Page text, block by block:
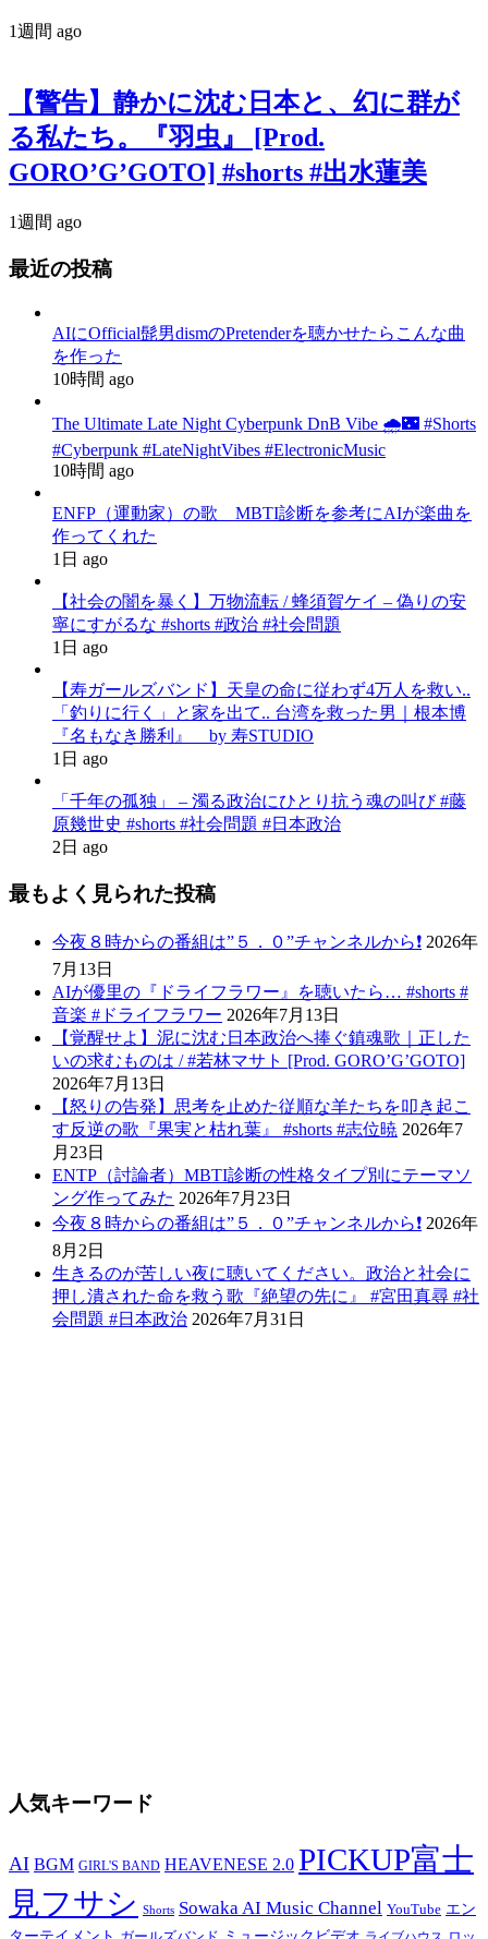
1週間 ago
【警告】静かに沈む日本と、幻に群が
る私たち。『羽虫』 [Prod.
GORO’G’GOTO] #shorts #出水蓮美
1週間 ago
最近の投稿
AIにOfficial髭男dismのPretenderを聴かせたらこんな曲
を作った
10時間 ago
The Ultimate Late Night Cyberpunk DnB Vibe 🌧️🌃 #Shorts
#Cyberpunk #LateNightVibes #ElectronicMusic
10時間 ago
ENFP（運動家）の歌 MBTI診断を参考にAIが楽曲を
作ってくれた
1日 ago
【社会の闇を暴く】万物流転 / 蜂須賀ケイ – 偽りの安
寧にすがるな #shorts #政治 #社会問題
1日 ago
【寿ガールズバンド】天皇の命に従わず4万人を救い..
「釣りに行く」と家を出て.. 台湾を救った男｜根本博
『名もなき勝利』 by 寿STUDIO
1日 ago
「千年の孤独」 – 濁る政治にひとり抗う魂の叫び #藤
原幾世史 #shorts #社会問題 #日本政治
2日 ago
最もよく見られた投稿
今夜８時からの番組は”５．０”チャンネルから❗️ 2026年
7月13日
AIが優里の『ドライフラワー』を聴いたら… #shorts #
音楽 #ドライフラワー 2026年7月13日
【覚醒せよ】泥に沈む日本政治へ捧ぐ鎮魂歌｜正した
いの求むものは / #若林マサト [Prod. GORO’G’GOTO]
2026年7月13日
【怒りの告発】思考を止めた従順な羊たちを叩き起こ
す反逆の歌『果実と枯れ葉』 #shorts #志位暁 2026年7
月23日
ENTP（討論者）MBTI診断の性格タイプ別にテーマソ
ング作ってみた 2026年7月23日
今夜８時からの番組は”５．０”チャンネルから❗️ 2026年
8月2日
生きるのが苦しい夜に聴いてください。政治と社会に
押し潰された命を救う歌『絶望の先に』 #宮田真尋 #社
会問題 #日本政治 2026年7月31日
人気キーワード
AI BGM GIRL'S BAND HEAVENESE 2.0 PICKUP富士
見フサシ Shorts Sowaka AI Music Channel YouTube エン